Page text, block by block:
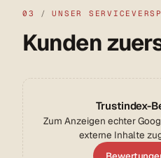
03 / UNSER
Kunden
Trustindex-
Zum Anzeigen echter
externe Inhalte